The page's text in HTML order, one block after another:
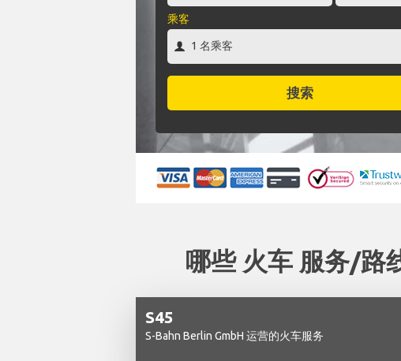
乘客
搜索
哪些 火车 服务/路
S45
S-Bahn Berlin GmbH 运营的火车服务